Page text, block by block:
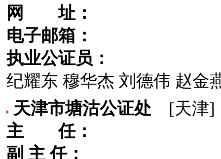
网 址：
电子邮箱：
执业公证员：
纪耀东 穆华杰 刘德伟 赵金
天津市塘沽公证处 [天津]
主 任：
副 主 任：